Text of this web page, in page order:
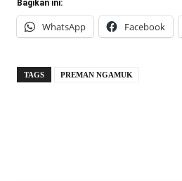
Bagikan ini:
WhatsApp Facebook
TAGS PREMAN NGAMUK